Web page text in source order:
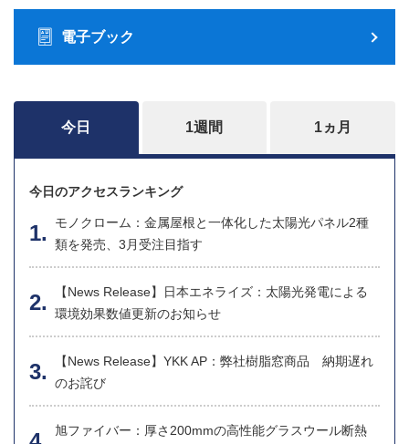
電子ブック
今日 1週間 1ヵ月
今日のアクセスランキング
モノクローム：金属屋根と一体化した太陽光パネル2種
類を発売、3月受注目指す
【News Release】日本エネライズ：太陽光発電による
環境効果数値更新のお知らせ
【News Release】YKK AP：弊社樹脂窓商品 納期遅れ
のお詫び
旭ファイバー：厚さ200mmの高性能グラスウール断熱